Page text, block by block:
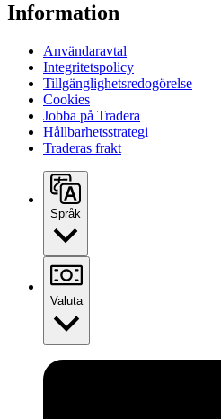
Information
Användaravtal
Integritetspolicy
Tillgänglighetsredogörelse
Cookies
Jobba på Tradera
Hållbarhetsstrategi
Traderas frakt
Språk
Valuta